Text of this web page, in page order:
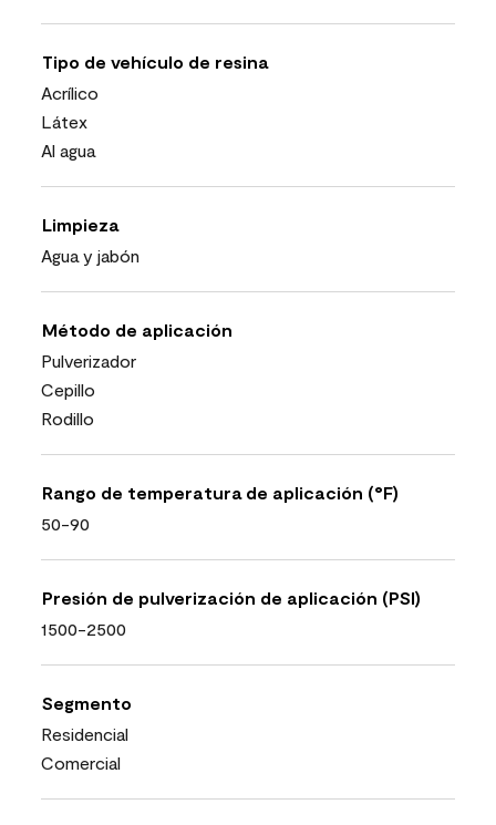
Tipo de vehículo de resina
Acrílico
Látex
Al agua
Limpieza
Agua y jabón
Método de aplicación
Pulverizador
Cepillo
Rodillo
Rango de temperatura de aplicación (°F)
50-90
Presión de pulverización de aplicación (PSI)
1500-2500
Segmento
Residencial
Comercial